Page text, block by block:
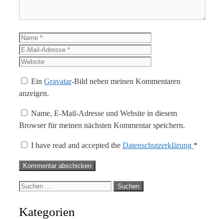
Name
EinGravatar-Bild neben meinen Kommentaren
anzeigen.
Name, E-Mail-Adresse und Website in diesem
Browser für meinen nächsten Kommentar speichern.
I have read and accepted the Datenschutzerklärung *
Suche
Kategorien